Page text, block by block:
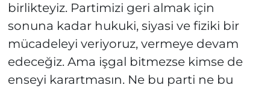
birlikteyiz. Partimizi geri almak için
sonuna kadar hukuki, siyasi ve fiziki bir
mücadeleyi veriyoruz, vermeye devam
edeceğiz. Ama işgal bitmezse kimse de
enseyi karartmasın. Ne bu parti ne bu